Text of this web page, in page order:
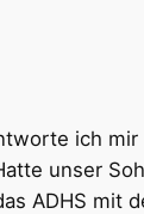
ich mir
unser
ADHS mit